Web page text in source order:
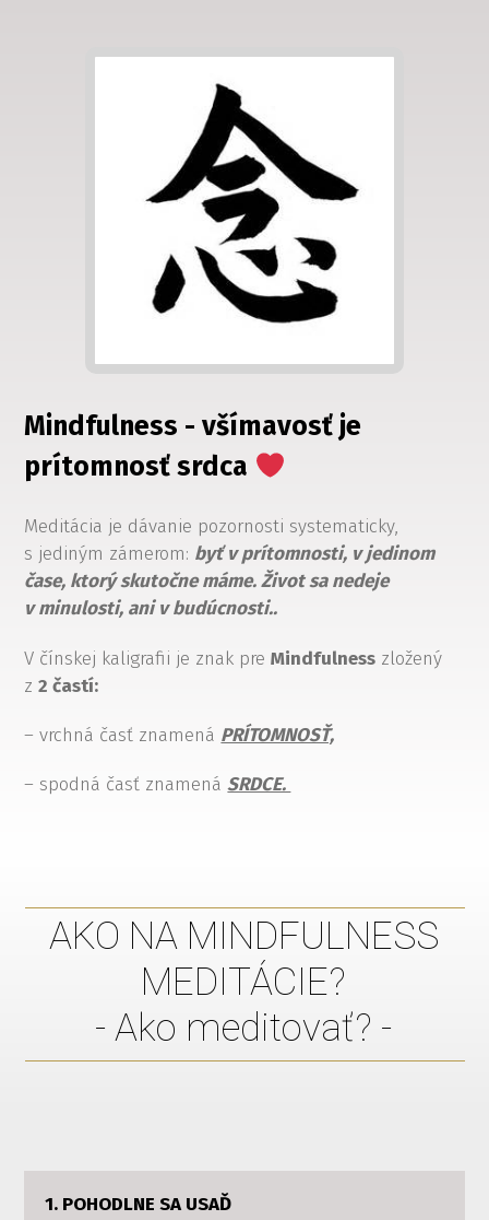
Mindfulness - všímavosť je
prítomnosť srdca
Meditácia je dávanie pozornosti systematicky,
s jediným zámerom: byť v prítomnosti, v jedinom
čase, ktorý skutočne máme. Život sa nedeje
v minulosti, ani v budúcnosti..
V čínskej kaligrafii je znak preMindfulness zložený
z2 častí:
– vrchná časť znamená PRÍTOMNOSŤ,
– spodná časť znamenáSRDCE.
AKO NA MINDFULNESS
MEDITÁCIE?
- Ako meditovať? -
1. POHODLNE SA USAĎ